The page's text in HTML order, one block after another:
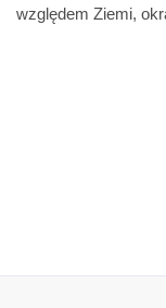
względem Ziemi,